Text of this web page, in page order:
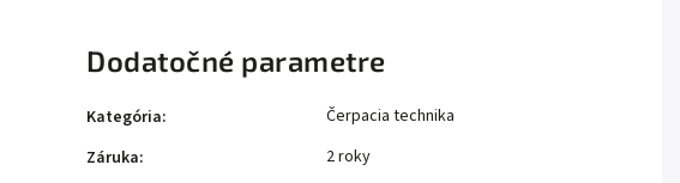
Dodatočné parametre
Kategória:
Čerpacia technika
Záruka:
2 roky